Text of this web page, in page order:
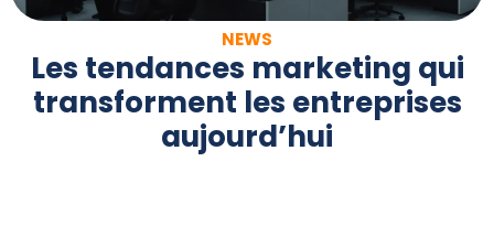
NEWS
Les tendances marketing qui
transforment les entreprises
aujourd’hui